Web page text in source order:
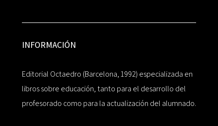
INFORMACIÓN
Editorial Octaedro (Barcelona, 1992) especializada en
libros sobre educación, tanto para el desarrollo del
profesorado como para la actualización del alumnado.